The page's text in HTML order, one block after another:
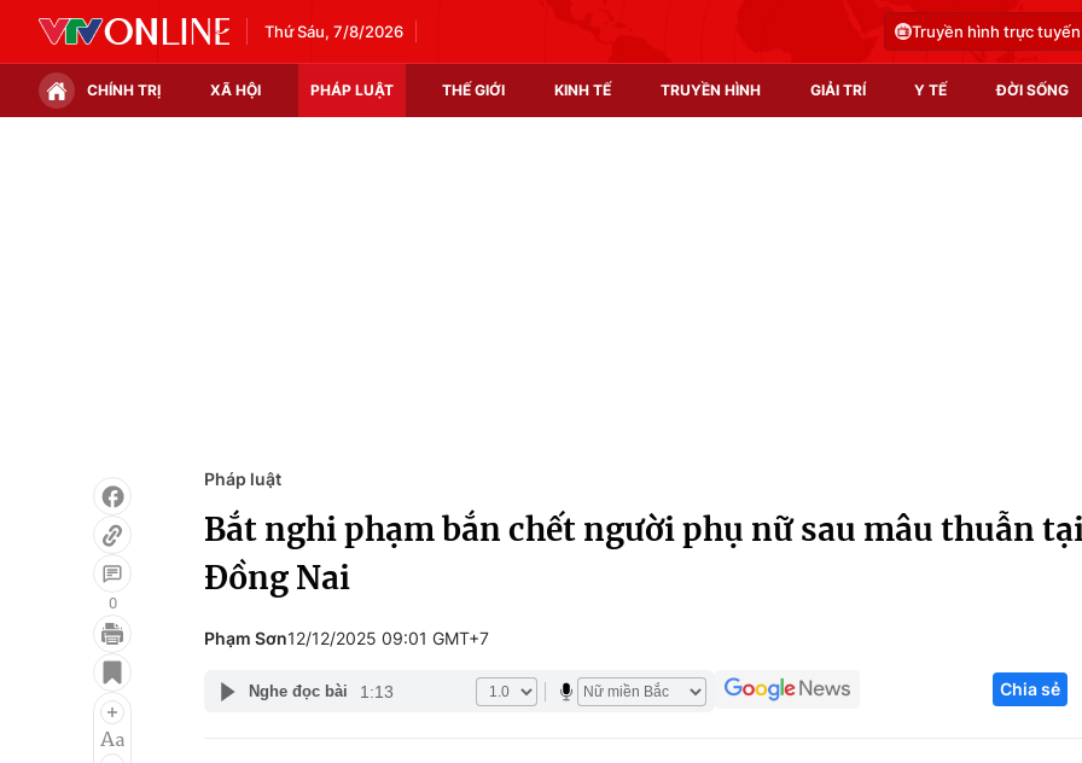
Thứ Sáu, 7/8/2026 Truyền hình trực tuyến
CHÍNH TRỊ XÃ HỘI PHÁP LUẬT THẾ GIỚI KINH TẾ TRUYỀN HÌNH GIẢI TRÍ Y TẾ ĐỜI SỐNG
Infographic
Điện ảnh
Âm nhạc
Du lịch
Tuyển sinh
Hitech Công
0
Pháp luật
Bắt nghi phạm bắn chết người phụ nữ sau mâu thuẫn
Đồng Nai
Phạm Sơn12/12/2025 09:01 GMT+7
Nghe đọc bài 1:13 Chia sẻ